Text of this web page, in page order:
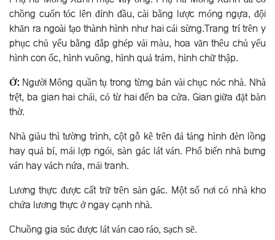
chồng cuốn tóc lên đỉnh đầu, cài bằng lược móng ngựa, đội
khăn ra ngoài tạo thành hình như hai cái sừng.Trang trí trên y
phục chủ yếu bằng đắp ghép vải màu, hoa văn thêu chủ yếu
hình con ốc, hình vuông, hình quả trám, hình chữ thập.
Ở: Người Mông quần tụ trong từng bản vài chục nóc nhà. Nhà
trệt, ba gian hai chái, có từ hai đến ba cửa. Gian giữa đặt bàn
thờ.
Nhà giàu thì tường trình, cột gỗ kê trên đá tảng hình đèn lồng
hay quả bí, mái lợp ngói, sàn gác lát ván. Phổ biến nhà bưng
ván hay vách nứa, mái tranh.
Lương thực được cất trữ trên sàn gác. Một số nơi có nhà kho
chứa lương thực ở ngay cạnh nhà.
Chuồng gia súc được lát ván cao ráo, sạch sẽ.